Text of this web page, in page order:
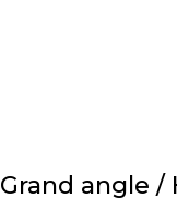
Grand angle /